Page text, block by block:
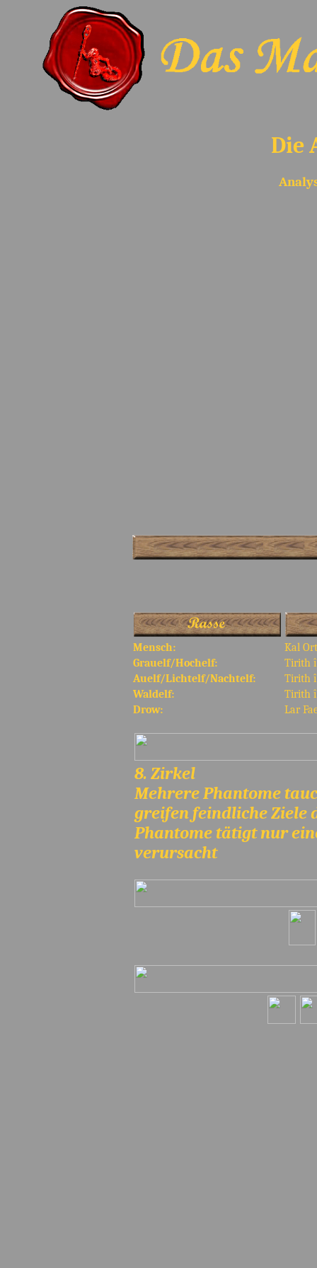
Die
Mensch:
Kal
Grauelf/Hochelf:
Tirith
Auelf/Lichtelf/Nachtelf:
Tirith
Waldelf:
Tirith
Drow:
Lar
8. Zirkel
Mehrere Phantome
greifen feindliche Ziele
Phantome tätigt nur
verursacht